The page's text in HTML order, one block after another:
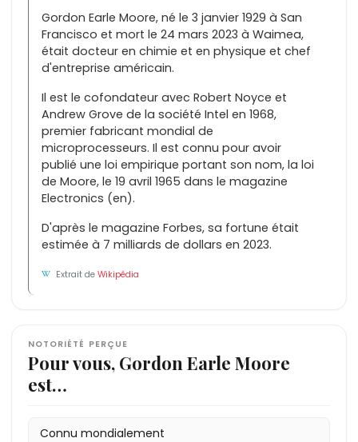
Gordon Earle Moore, né le 3 janvier 1929 à San
Francisco et mort le 24 mars 2023 à Waimea,
était docteur en chimie et en physique et chef
d'entreprise américain.
Il est le cofondateur avec Robert Noyce et
Andrew Grove de la société Intel en 1968,
premier fabricant mondial de
microprocesseurs. Il est connu pour avoir
publié une loi empirique portant son nom, la loi
de Moore, le 19 avril 1965 dans le magazine
Electronics (en).
D'après le magazine Forbes, sa fortune était
estimée à 7 milliards de dollars en 2023.
Extrait deWikipédia
NOTORIÉTÉ PERÇUE
Pour vous, Gordon Earle Moore
est…
Connu mondialement